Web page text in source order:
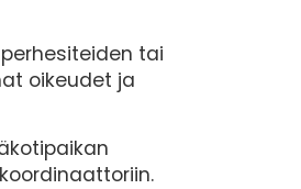
tai
oikeudet ja